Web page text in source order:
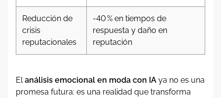
Reducción de
crisis
reputacionales
-40 % en tiempos de
respuesta y daño en
reputación
Elanálisis emocional en moda con IA ya no es una
promesa futura: es una realidad que transforma